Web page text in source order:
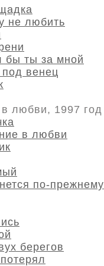
не любить
бы ты за мной
венец
любви, 1997 год
в любви
по-прежнему
берегов